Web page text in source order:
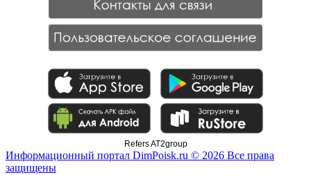
Refers AT2group
Информационный портал DimPoisk.ru © 2026 Все права
защищены